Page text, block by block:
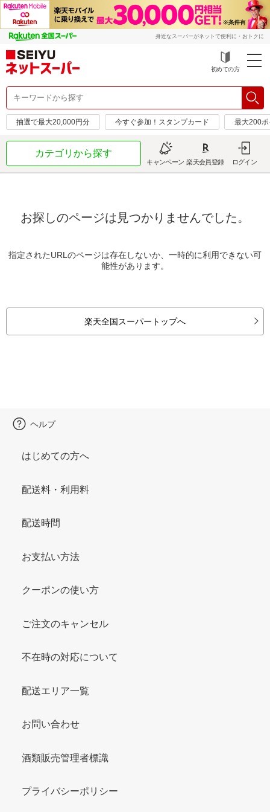
身近なスーパーがネットで便利に・おトクに
初めての方
抽選で最大20,000円分 今すぐ参加！スタンプカード 最大200
カテゴリから探す
キャンペーン 楽天会員登録 ログイン
お探しのページは見つかりませんでした。
指定されたURLのページは存在しないか、一時的に利用できない可
能性があります。
楽天全国スーパートップへ
ヘルプ
はじめての方へ
配送料・利用料
配送時間
お支払い方法
クーポンの使い方
ご注文のキャンセル
不在時の対応について
配送エリア一覧
お問い合わせ
酒類販売管理者標識
プライバシーポリシー